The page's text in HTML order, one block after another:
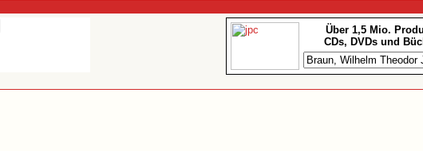
Über 1,5 Mio.
CDs, DVDs und